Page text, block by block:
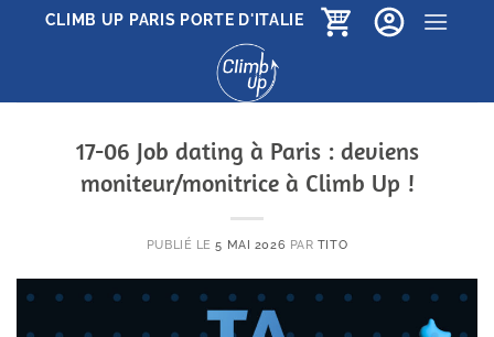
PasserCLIMB UP PARIS PORTE D'ITALIE
17-06 Job dating à Paris : deviens
moniteur/monitrice à Climb Up !
PUBLIÉ LE5 MAI 2026 PAR TITO